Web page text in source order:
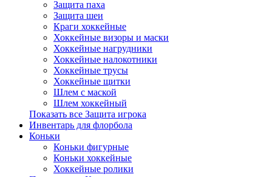
Защита паха
Защита шеи
Краги хоккейные
Хоккейные визоры и маски
Хоккейные нагрудники
Хоккейные налокотники
Хоккейные трусы
Хоккейные щитки
Шлем с маской
Шлем хоккейный
Показать все Защита игрока
Инвентарь для флорбола
Коньки
Коньки фигурные
Коньки хоккейные
Хоккейные ролики